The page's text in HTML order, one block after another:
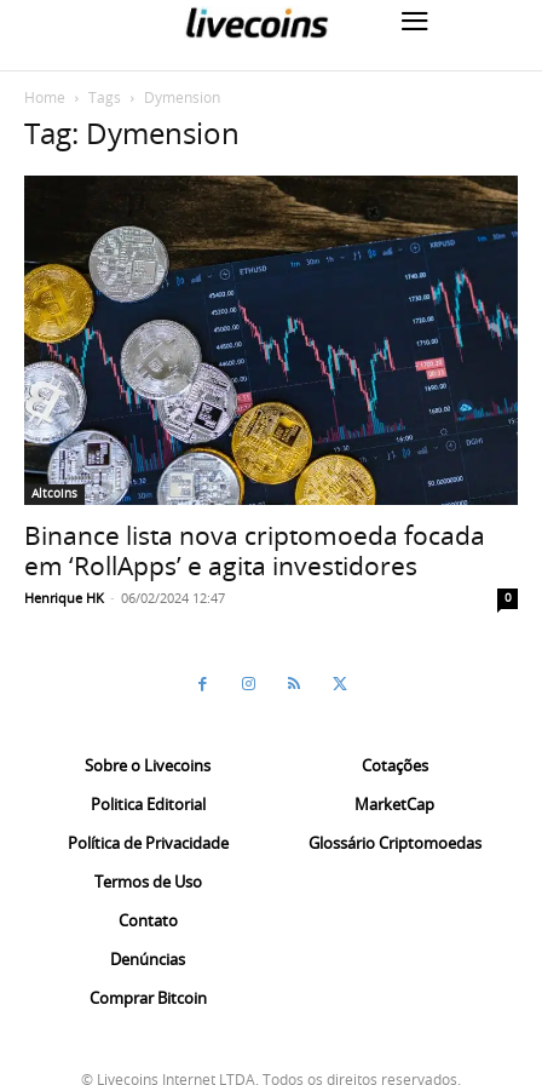
Home Tags Dymension
Tag: Dymension
Altcoins
Binance lista nova criptomoeda focada
em ‘RollApps’ e agita investidores
Henrique HK - 06/02/2024 12:47 0
Sobre o Livecoins
Politica Editorial
Política de Privacidade
Termos de Uso
Contato
Denúncias
Comprar Bitcoin
Cotações
MarketCap
Glossário Criptomoedas
© Livecoins Internet LTDA. Todos os direitos reservados.